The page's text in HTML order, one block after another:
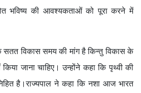
भविष्य की आवश्यकताओं को पूरा करने में
सतत विकास समय की मांग है किन्तु विकास के
जाना चाहिए। उन्होंने कहा कि पृथ्वी की
है।राज्यपाल ने कहा कि नशा आज भारत